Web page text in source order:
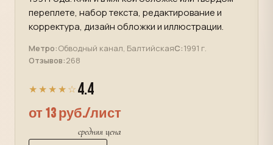
переплете, набор текста, редактирование и
корректура, дизайн обложки и иллюстрации.
Метро:Обводный канал, БалтийскаяС:1991 г.
Отзывов:268
★★★★☆ 4.4
от 13 руб./лист
средняя цена